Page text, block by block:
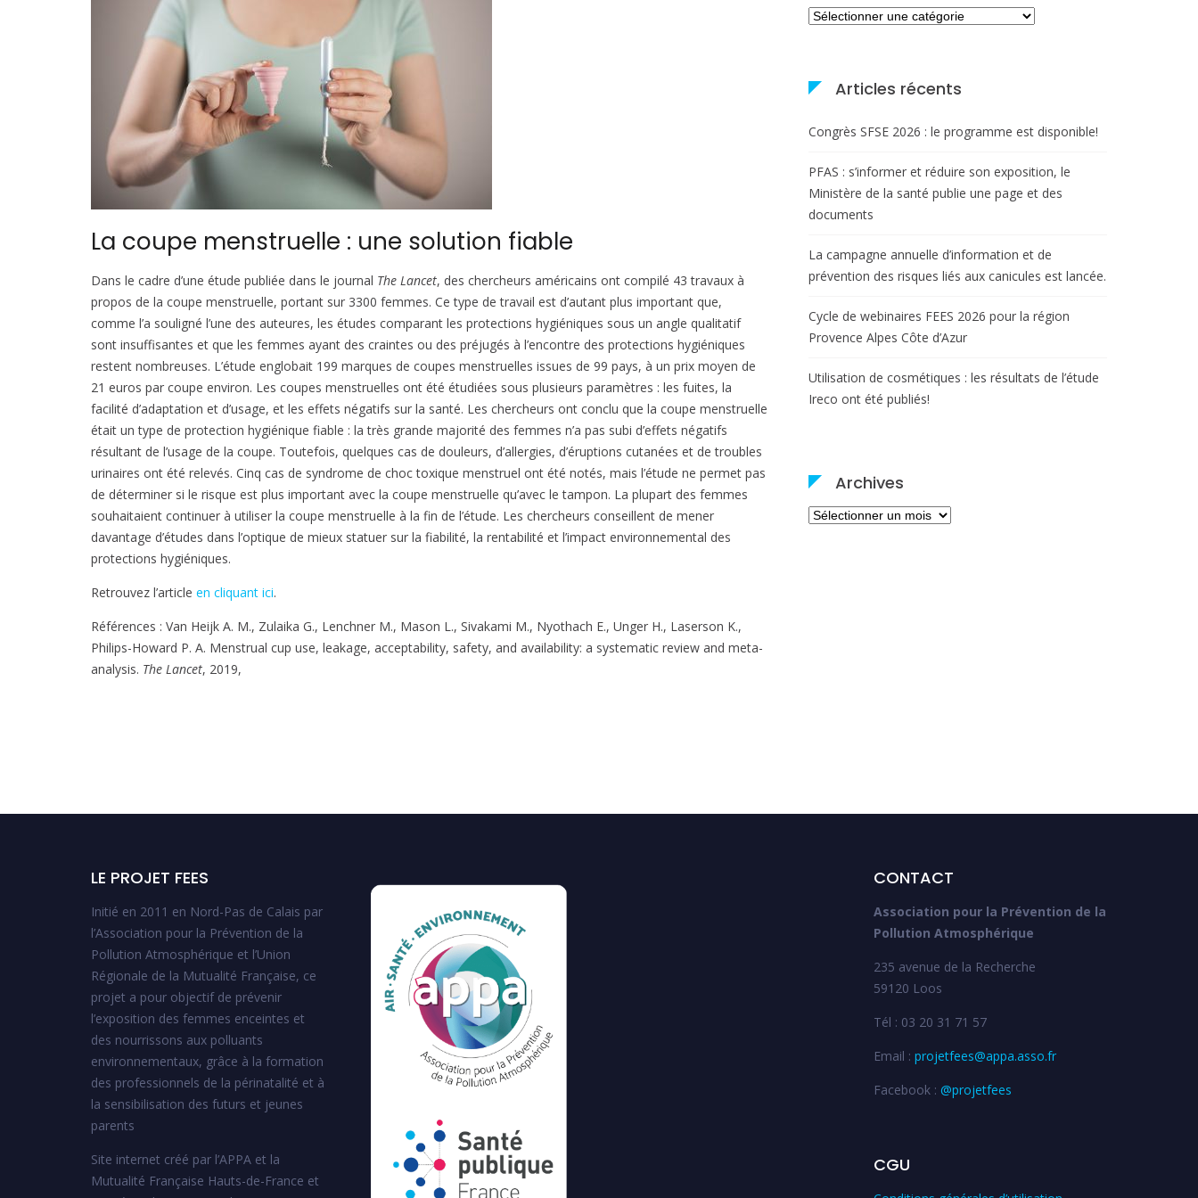
La coupe menstruelle : une solution fiable
Dans le cadre d’une étude publiée dans le journal The Lancet, des chercheurs américains ont compilé 43 travaux à
propos de la coupe menstruelle, portant sur 3300 femmes. Ce type de travail est d’autant plus important que,
comme l’a souligné l’une des auteures, les études comparant les protections hygiéniques sous un angle qualitatif
sont insuffisantes et que les femmes ayant des craintes ou des préjugés à l’encontre des protections hygiéniques
restent nombreuses. L’étude englobait 199 marques de coupes menstruelles issues de 99 pays, à un prix moyen de
21 euros par coupe environ. Les coupes menstruelles ont été étudiées sous plusieurs paramètres : les fuites, la
facilité d’adaptation et d’usage, et les effets négatifs sur la santé. Les chercheurs ont conclu que la coupe menstruelle
était un type de protection hygiénique fiable : la très grande majorité des femmes n’a pas subi d’effets négatifs
résultant de l’usage de la coupe. Toutefois, quelques cas de douleurs, d’allergies, d’éruptions cutanées et de troubles
urinaires ont été relevés. Cinq cas de syndrome de choc toxique menstruel ont été notés, mais l’étude ne permet pas
de déterminer si le risque est plus important avec la coupe menstruelle qu’avec le tampon. La plupart des femmes
souhaitaient continuer à utiliser la coupe menstruelle à la fin de l’étude. Les chercheurs conseillent de mener
davantage d’études dans l’optique de mieux statuer sur la fiabilité, la rentabilité et l’impact environnemental des
protections hygiéniques.
Retrouvez l’article en cliquant ici.
Références : Van Heijk A. M., Zulaika G., Lenchner M., Mason L., Sivakami M., Nyothach E., Unger H., Laserson K.,
Philips-Howard P. A. Menstrual cup use, leakage, acceptability, safety, and availability: a systematic review and meta-
analysis. The Lancet, 2019,
Catégories
Articles récents
Congrès SFSE 2026 : le programme est disponible!
PFAS : s’informer et réduire son exposition, le
Ministère de la santé publie une page et des
documents
La campagne annuelle d’information et de
prévention des risques liés aux canicules est lancée.
Cycle de webinaires FEES 2026 pour la région
Provence Alpes Côte d’Azur
Utilisation de cosmétiques : les résultats de l’étude
Ireco ont été publiés!
Archives
Archives
LE PROJET FEES
Initié en 2011 en Nord-Pas de Calais par
l’Association pour la Prévention de la
Pollution Atmosphérique et l’Union
Régionale de la Mutualité Française, ce
projet a pour objectif de prévenir
l’exposition des femmes enceintes et
des nourrissons aux polluants
environnementaux, grâce à la formation
des professionnels de la périnatalité et à
la sensibilisation des futurs et jeunes
parents
Site internet créé par l’APPA et la
Mutualité Française Hauts-de-France et
CONTACT
Association pour la Prévention de la
Pollution Atmosphérique
235 avenue de la Recherche
59120 Loos
Tél : 03 20 31 71 57
Email : projetfees@appa.asso.fr
Facebook : @projetfees
CGU